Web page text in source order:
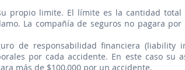
propio limite. El límite es la cantidad total
La compañía de seguros no pagara
de responsabilidad financiera (liability
por cada accidente. En este caso su
más de $100,000 por un accidente.